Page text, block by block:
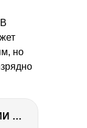
но
КАК СНИМАТЬ В СТУДИИ СО ВСПЫШКАМИ